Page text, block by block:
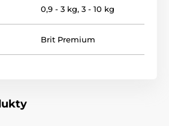
se sklony k nadváze udržet
0,9 - 3 kg, 3 - 10 kg
Brit Premium